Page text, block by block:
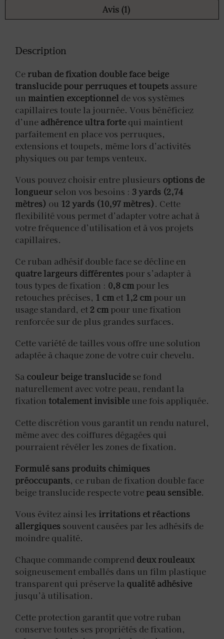
Avis (1)
Description
Ce ruban de fixation double face beige
translucide pour perruques et toupets assure
un maintien exceptionnel de vos systèmes
capillaires toute la journée. Vous bénéficiez
d’une adhérence ultra forte qui maintient
parfaitement en place vos perruques,
extensions et toupets, même lors d’activités
physiques ou par temps venteux.
Vous pouvez choisir entre plusieurs options de
longueur selon vos besoins : 3 yards (2,74
mètres) ou 12 yards (10,97 mètres). Cette
flexibilité vous permet d’adapter votre achat à
votre fréquence d’utilisation et à vos projets
capillaires.
Ce ruban adhésif double face se décline en
quatre largeurs différentes pour s’adapter à
tous types de fixation : 0,8 cm pour les
retouches précises, 1 cm et 1,2 cm pour un
usage standard, et2 cm pour une fixation
renforcée sur de plus grandes surfaces.
Cette variété de tailles vous offre une solution
adaptée à chaque zone de votre cuir chevelu.
Sa couleur beige translucide se fond
naturellement avec votre peau, rendant la
fixation totalement invisible une fois appliquée.
Cette discrétion vous garantit un rendu naturel,
même avec des coiffures dégagées qui
pourraient révéler les zones de fixation.
Formulé sans produits chimiques
préoccupants, ce ruban de fixation double face
beige translucide respecte votre peau sensible.
Vous évitez ainsi les irritations et réactions
allergiques souvent causées par les adhésifs de
moindre qualité.
Chaque commande comprend deux rouleaux
soigneusement emballés dans un film plastique
transparent qui préserve la qualité adhésive
jusqu’à utilisation.
Cette protection garantit que votre ruban
conserve toutes ses propriétés de fixation,